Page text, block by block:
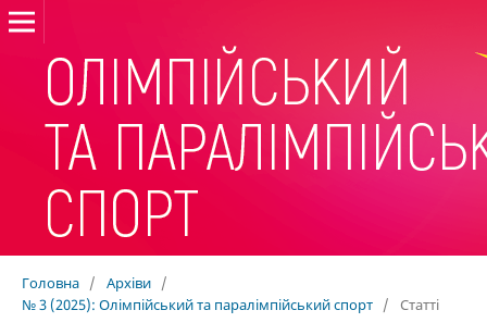
Головна / Архіви /
№ 3 (2025): Олімпійський та паралімпійський спорт / Статті